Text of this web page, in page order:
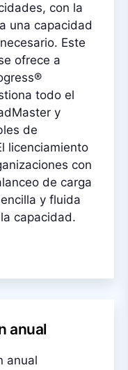
con la
una capacidad
Este
ofrece a
todo el
y
de
licenciamiento
con
de carga
y fluida
capacidad.
anual
anual